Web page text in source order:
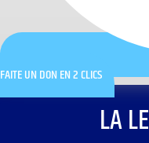
FAITE UN DON EN 2 CLICS
LA